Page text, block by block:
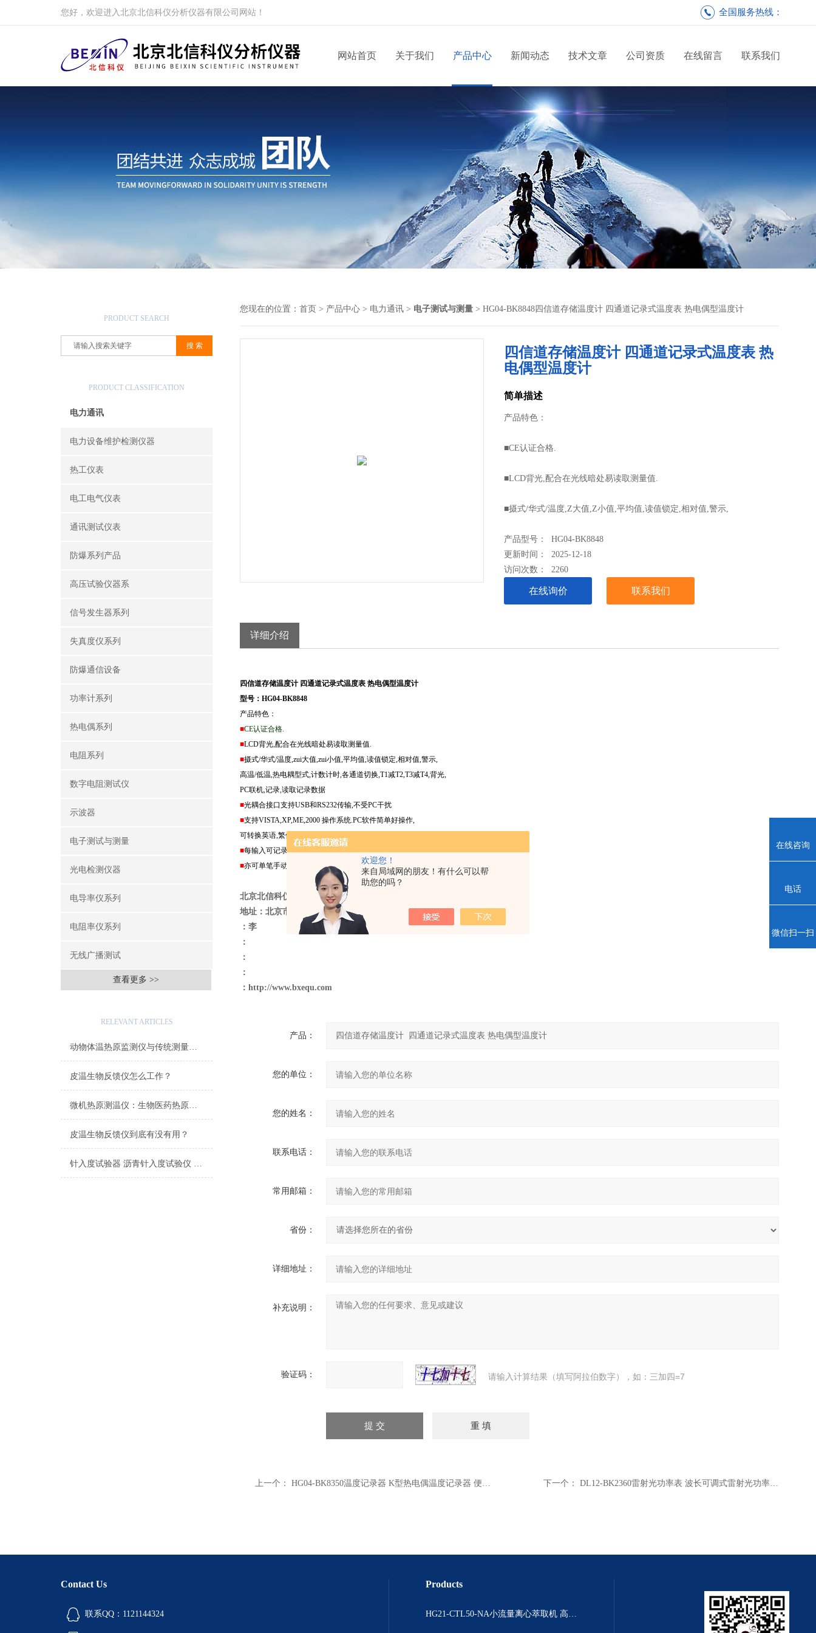
欢迎您！
来自局域网的朋友！有什么可以帮
助您的吗？
您好，欢迎进入北京北信科仪分析仪器有限公司网站！ 全国服务热线：
网站首页 关于我们 产品中心 新闻动态 技术文章 公司资质 在线留言 联系我们
PRODUCT SEARCH
PRODUCT CLASSIFICATION
电力通讯
电力设备维护检测仪器
热工仪表
电工电气仪表
通讯测试仪表
防爆系列产品
高压试验仪器系
信号发生器系列
失真度仪系列
防爆通信设备
功率计系列
热电偶系列
电阻系列
数字电阻测试仪
示波器
电子测试与测量
光电检测仪器
电导率仪系列
电阻率仪系列
无线广播测试
查看更多 >>
RELEVANT ARTICLES
动物体温热原监测仪与传统测量方法的对比优势
皮温生物反馈仪怎么工作？
微机热原测温仪：生物医药热原检测的精准化升级工具
皮温生物反馈仪到底有没有用？
针入度试验器 沥青针入度试验仪 润滑脂（或石油脂）锥入度试验器
您现在的位置： 首页 > 产品中心 > 电力通讯 > 电子测试与测量 > HG04-BK8848四信道存储温度计 四通道记录式温度表 热电偶型温度计
四信道存储温度计 四通道记录式温度表 热
电偶型温度计
简单描述
产品特色：
■CE认证合格.
■LCD背光,配合在光线暗处易读取测量值.
■摄式/华式/温度,Z大值,Z小值,平均值,读值锁定,相对值,警示,
高温/低温,热电耦型式,计数计时,各通道切换,T1减T2,T3减T4,背光,
PC联机,记录,读取记录数据
产品型号： HG04-BK8848
更新时间： 2025-12-18
访问次数：2260
在线询价 联系我们
详细介绍
四信道存储温度计 四通道记录式温度表 热电偶型温度计
型号：HG04-BK8848
产品特色：
■CE认证合格.
■LCD背光,配合在光线暗处易读取测量值.
■摄式/华式/温度,zui大值,zui小值,平均值,读值锁定,相对值,警示,
高温/低温,热电耦型式,计数计时,各通道切换,T1减T2,T3减T4,背光,
PC联机,记录,读取记录数据
■光耦合接口支持USB和RS232传输,不受PC干扰
■支持VISTA,XP,ME,2000 操作系统.PC软件简单好操作,
可转换英语,繁体中文,简体中文显示
■每输入可记录10000笔数据，读取记录--提供快速查询记录数据（50页/秒）,
■亦可单笔手动查询附有万年历之功能，电池寿命:500小时（碱性电池）
北京北信科仪分析仪器有限公司
地址：北京市昌平区西三旗龙旗广场
：李
：
：
：
： http://www.bxequ.com
产品：
您的单位：
您的姓名：
联系电话：
常用邮箱：
省份：
详细地址：
补充说明：
验证码： 请输入计算结果（填写阿拉伯数字），如：三加四=7
上一个： HG04-BK8350温度记录器 K型热电偶温度记录器 便携式温度记录器 下一个： DL12-BK2360雷射光功率表 波长可调式雷射光功率表 实验室雷射光功率表
Contact Us
联系QQ：1121144324
Products
HG21-CTL50-NA小流量离心萃取机 高效率离心萃取仪 小流量离心机
在线咨询
电话
微信扫一扫